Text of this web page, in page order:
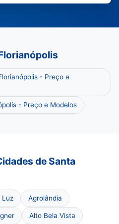
- Preço e
- Preço e Modelos
de Santa
Luz Agrolândia
Alto Bela Vista